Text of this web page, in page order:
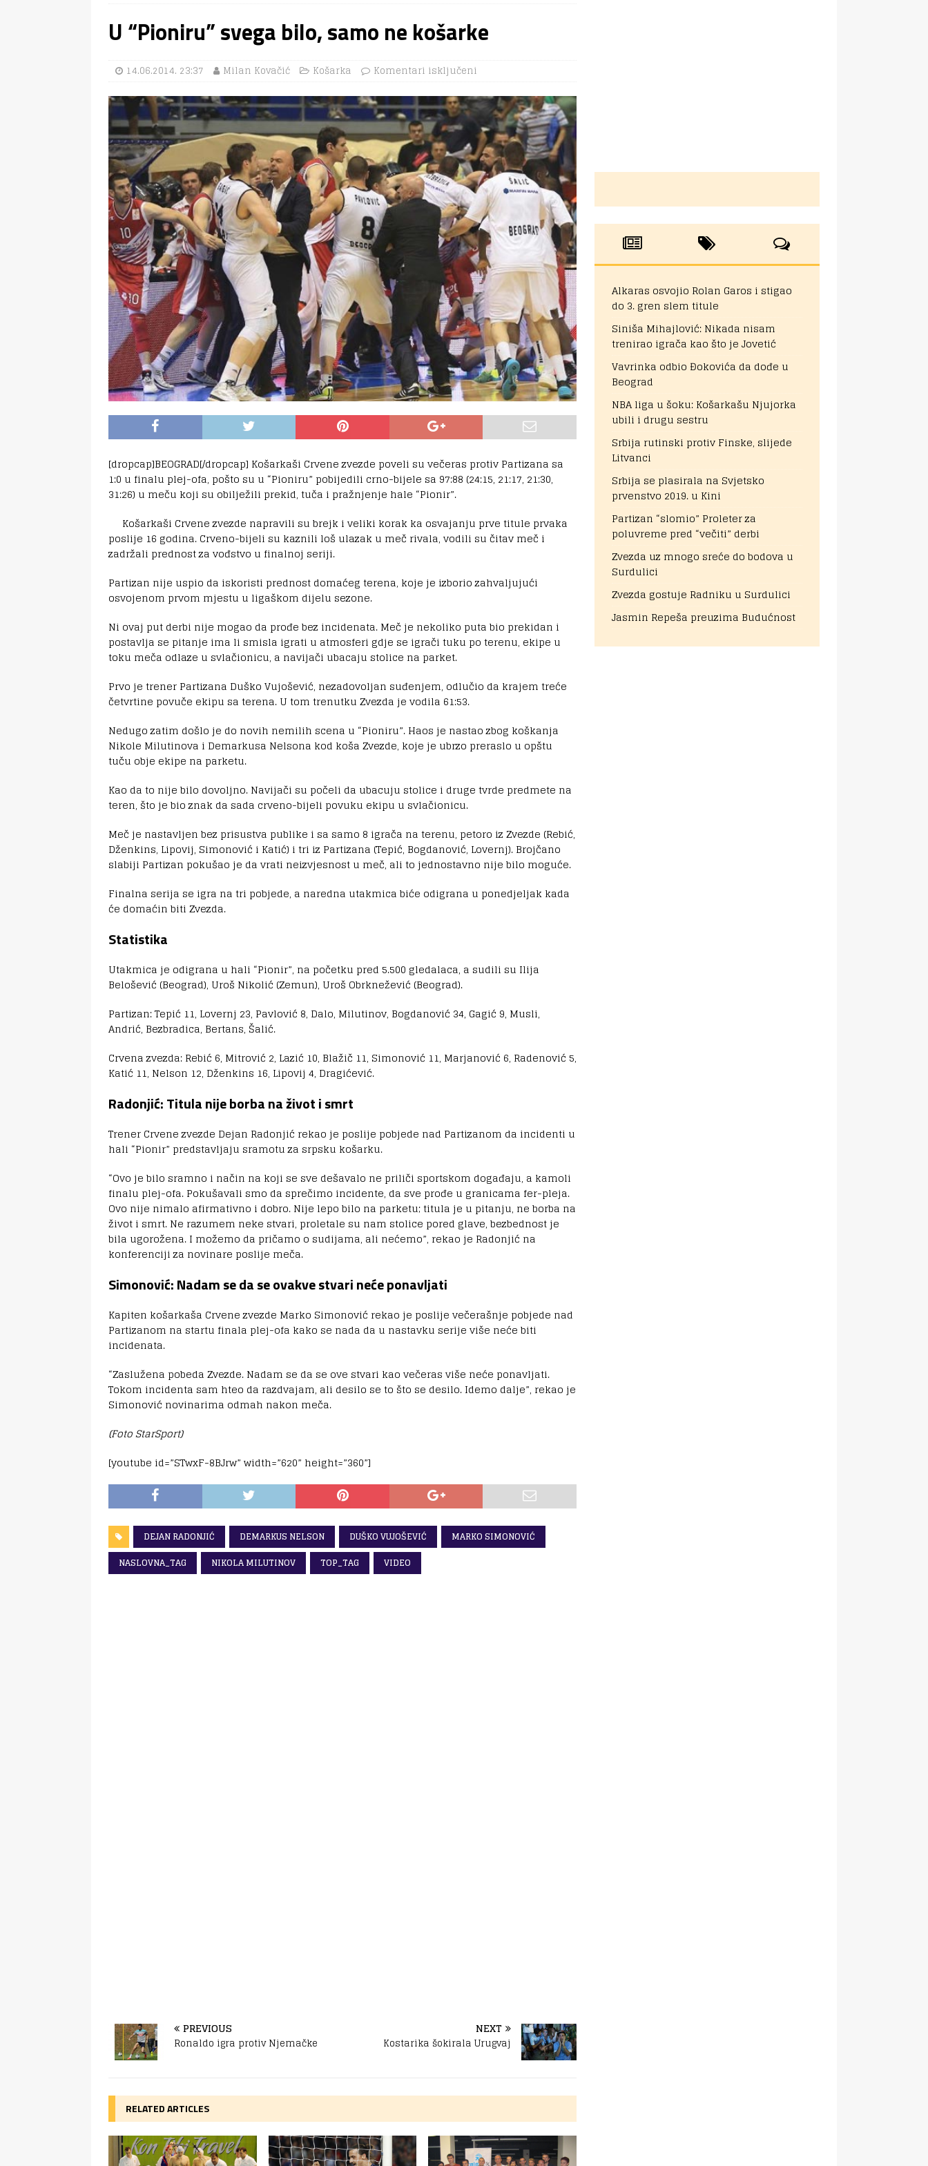
U “Pioniru” svega bilo, samo ne košarke
14.06.2014. 23:37 Milan Kovačić Košarka Komentari isključeni
[dropcap]BEOGRAD[/dropcap] Košarkaši Crvene zvezde poveli su večeras protiv Partizana sa
1:0 u finalu plej-ofa, pošto su u “Pioniru” pobijedili crno-bijele sa 97:88 (24:15, 21:17, 21:30,
31:26) u meču koji su obilježili prekid, tuča i pražnjenje hale “Pionir”.
Košarkaši Crvene zvezde napravili su brejk i veliki korak ka osvajanju prve titule prvaka
poslije 16 godina. Crveno-bijeli su kaznili loš ulazak u meč rivala, vodili su čitav meč i
zadržali prednost za vođstvo u finalnoj seriji.
Partizan nije uspio da iskoristi prednost domaćeg terena, koje je izborio zahvaljujući
osvojenom prvom mjestu u ligaškom dijelu sezone.
Ni ovaj put derbi nije mogao da prođe bez incidenata. Meč je nekoliko puta bio prekidan i
postavlja se pitanje ima li smisla igrati u atmosferi gdje se igrači tuku po terenu, ekipe u
toku meča odlaze u svlačionicu, a navijači ubacaju stolice na parket.
Prvo je trener Partizana Duško Vujošević, nezadovoljan suđenjem, odlučio da krajem treće
četvrtine povuče ekipu sa terena. U tom trenutku Zvezda je vodila 61:53.
Nedugo zatim došlo je do novih nemilih scena u “Pioniru”. Haos je nastao zbog koškanja
Nikole Milutinova i Demarkusa Nelsona kod koša Zvezde, koje je ubrzo preraslo u opštu
tuču obje ekipe na parketu.
Kao da to nije bilo dovoljno. Navijači su počeli da ubacuju stolice i druge tvrde predmete na
teren, što je bio znak da sada crveno-bijeli povuku ekipu u svlačionicu.
Meč je nastavljen bez prisustva publike i sa samo 8 igrača na terenu, petoro iz Zvezde (Rebić,
Dženkins, Lipovij, Simonović i Katić) i tri iz Partizana (Tepić, Bogdanović, Lovernj). Brojčano
slabiji Partizan pokušao je da vrati neizvjesnost u meč, ali to jednostavno nije bilo moguće.
Finalna serija se igra na tri pobjede, a naredna utakmica biće odigrana u ponedjeljak kada
će domaćin biti Zvezda.
Statistika
Utakmica je odigrana u hali “Pionir”, na početku pred 5.500 gledalaca, a sudili su Ilija
Belošević (Beograd), Uroš Nikolić (Zemun), Uroš Obrknežević (Beograd).
Partizan: Tepić 11, Lovernj 23, Pavlović 8, Dalo, Milutinov, Bogdanović 34, Gagić 9, Musli,
Andrić, Bezbradica, Bertans, Šalić.
Crvena zvezda: Rebić 6, Mitrović 2, Lazić 10, Blažič 11, Simonović 11, Marjanović 6, Radenović 5,
Katić 11, Nelson 12, Dženkins 16, Lipovij 4, Dragićević.
Radonjić: Titula nije borba na život i smrt
Trener Crvene zvezde Dejan Radonjić rekao je poslije pobjede nad Partizanom da incidenti u
hali “Pionir” predstavljaju sramotu za srpsku košarku.
“Ovo je bilo sramno i način na koji se sve dešavalo ne priliči sportskom događaju, a kamoli
finalu plej-ofa. Pokušavali smo da sprečimo incidente, da sve prođe u granicama fer-pleja.
Ovo nije nimalo afirmativno i dobro. Nije lepo bilo na parketu; titula je u pitanju, ne borba na
život i smrt. Ne razumem neke stvari, proletale su nam stolice pored glave, bezbednost je
bila ugorožena. I možemo da pričamo o sudijama, ali nećemo”, rekao je Radonjić na
konferenciji za novinare poslije meča.
Simonović: Nadam se da se ovakve stvari neće ponavljati
Kapiten košarkaša Crvene zvezde Marko Simonović rekao je poslije večerašnje pobjede nad
Partizanom na startu finala plej-ofa kako se nada da u nastavku serije više neće biti
incidenata.
“Zaslužena pobeda Zvezde. Nadam se da se ove stvari kao večeras više neće ponavljati.
Tokom incidenta sam hteo da razdvajam, ali desilo se to što se desilo. Idemo dalje”, rekao je
Simonović novinarima odmah nakon meča.
(Foto StarSport)
[youtube id=”STwxF-8BJrw” width=”620” height=”360”]
DEJAN RADONJIĆ DEMARKUS NELSON DUŠKO VUJOŠEVIĆ
MARKO SIMONOVIĆ
NASLOVNA_TAG
NIKOLA MILUTINOV TOP_TAG VIDEO
PREVIOUS
Ronaldo igra protiv Njemačke
NEXT
Kostarika šokirala Urugvaj
RELATED ARTICLES
Alkaras osvojio Rolan Garos i stigao
do 3. gren slem titule
Siniša Mihajlović: Nikada nisam
trenirao igrača kao što je Jovetić
Vavrinka odbio Đokovića da dođe u
Beograd
NBA liga u šoku: Košarkašu Njujorka
ubili i drugu sestru
Srbija rutinski protiv Finske, slijede
Litvanci
Srbija se plasirala na Svjetsko
prvenstvo 2019. u Kini
Partizan “slomio” Proleter za
poluvreme pred “večiti” derbi
Zvezda uz mnogo sreće do bodova u
Surdulici
Zvezda gostuje Radniku u Surdulici
Jasmin Repeša preuzima Budućnost